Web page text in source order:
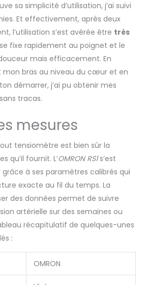
et à sa compacité,
vous pouvez emmener
le RS1 avec vous et
surveiller votre tension
artérielle au quotidien
sa simplicité d’utilisation, j’ai suivi
Et effectivement, après deux
l’utilisation s’est avérée être très
fixe rapidement au poignet et le
mais efficacement. En
bras au niveau du cœur et en
démarrer, j’ai pu obtenir mes
tracas.
mesures
tensiomètre est bien sûr la
qu’il fournit. L’OMRON RS1s’est
à ses paramètres calibrés qui
exacte au fil du temps. La
des données permet de suivre
artérielle sur des semaines ou
récapitulatif de quelques-unes
:
OMRON